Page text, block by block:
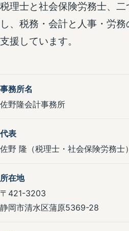
税理士と社会保険労務士、
し、税務・会計と人事・労
支援しています。
事務所名
佐野隆会計事務所
代表
佐野 隆（税理士・社会保険労務士）
所在地
〒421-3203
静岡市清水区蒲原5369-28